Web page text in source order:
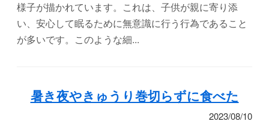
様子が描かれています。これは、子供が親に寄り添
い、安心して眠るために無意識に行う行為であること
が多いです。このような細...
暑き夜やきゅうり巻切らずに食べた
2023/08/10